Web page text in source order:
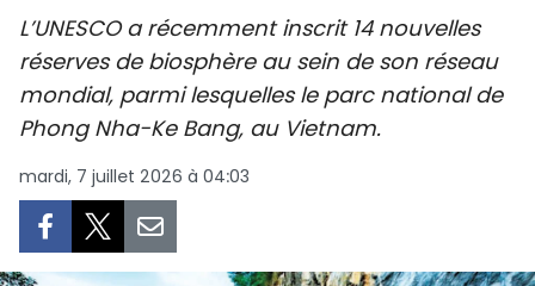
ÉCONOMIE
SOCIÉTÉ
ENVIRONNEMENT
L’UNESCO a récemment inscrit 14 nouvelles
réserves de biosphère au sein de son réseau
mondial, parmi lesquelles le parc national de
Phong Nha-Ke Bang, au Vietnam.
mardi, 7 juillet 2026 à 04:03